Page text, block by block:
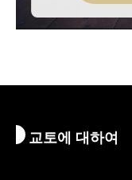
교토에 대하여